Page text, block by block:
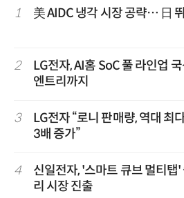
1 美 AIDC 냉각 시장 공략… 日
2
LG전자, AI홈 SoC 풀 라인업
엔트리까지
3
LG전자 “로니 판매량, 역대 최
3배 증가”
4
신일전자, '스마트 큐브 멀티
리 시장 진출